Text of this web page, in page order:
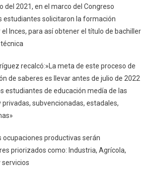
del 2021, en el marco del Congreso
estudiantes solicitaron la formación
Inces, para así obtener el título de bachiller
recalcó:»La meta de este proceso de
de saberes es llevar antes de julio de 2022
estudiantes de educación medía de las
subvencionadas, estadales,
ocupaciones productivas serán
priorizados como: Industria, Agrícola,
servicios